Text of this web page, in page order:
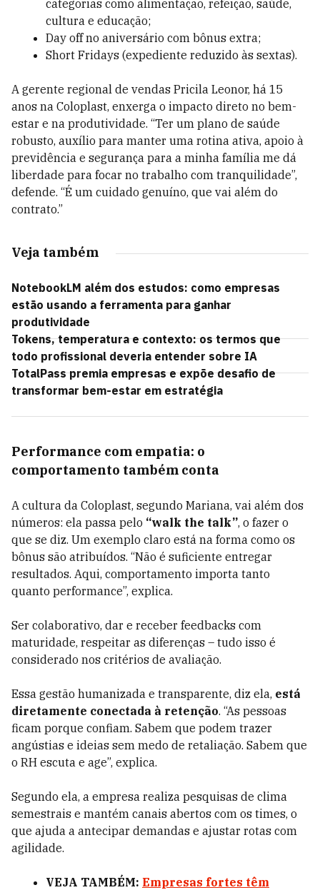
categorias como alimentação, refeição, saúde,
cultura e educação;
Day off no aniversário com bônus extra;
Short Fridays (expediente reduzido às sextas).
A gerente regional de vendas Pricila Leonor, há 15
anos na Coloplast, enxerga o impacto direto no bem-
estar e na produtividade. “Ter um plano de saúde
robusto, auxílio para manter uma rotina ativa, apoio à
previdência e segurança para a minha família me dá
liberdade para focar no trabalho com tranquilidade”,
defende. “É um cuidado genuíno, que vai além do
contrato.”
Veja também
NotebookLM além dos estudos: como empresas
estão usando a ferramenta para ganhar
produtividade
Tokens, temperatura e contexto: os termos que
todo profissional deveria entender sobre IA
TotalPass premia empresas e expõe desafio de
transformar bem-estar em estratégia
Performance com empatia: o
comportamento também conta
A cultura da Coloplast, segundo Mariana, vai além dos
números: ela passa pelo “walk the talk”, o fazer o
que se diz. Um exemplo claro está na forma como os
bônus são atribuídos. “Não é suficiente entregar
resultados. Aqui, comportamento importa tanto
quanto performance”, explica.
Ser colaborativo, dar e receber feedbacks com
maturidade, respeitar as diferenças – tudo isso é
considerado nos critérios de avaliação.
Essa gestão humanizada e transparente, diz ela, está
diretamente conectada à retenção. “As pessoas
ficam porque confiam. Sabem que podem trazer
angústias e ideias sem medo de retaliação. Sabem que
o RH escuta e age”, explica.
Segundo ela, a empresa realiza pesquisas de clima
semestrais e mantém canais abertos com os times, o
que ajuda a antecipar demandas e ajustar rotas com
agilidade.
VEJA TAMBÉM: Empresas fortes têm